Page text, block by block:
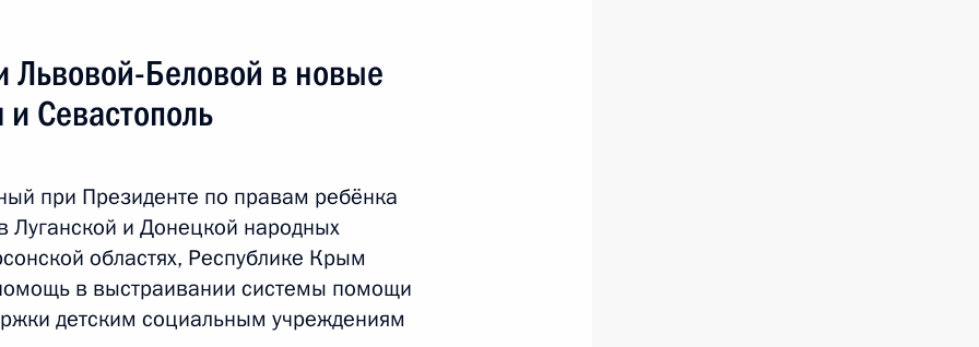
следующие материалы
и инвалидами
Львовой-Беловой в новые
Севастополь
при Президенте по правам ребёнка
Луганской и Донецкой народных
областях, Республике Крым
в выстраивании системы помощи
детским социальным учреждениям